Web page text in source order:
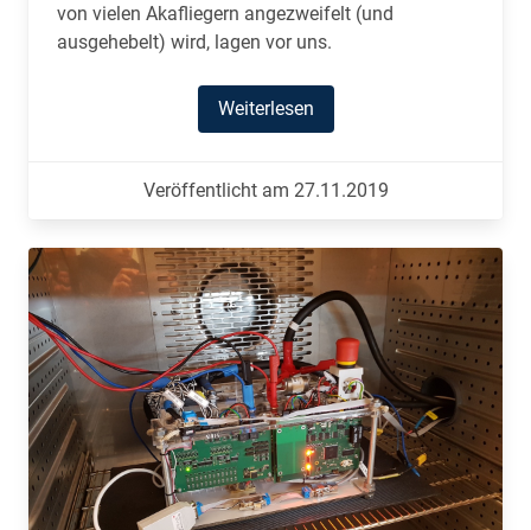
von vielen Akafliegern angezweifelt (und
ausgehebelt) wird, lagen vor uns.
Weiterlesen
Veröffentlicht am 27.11.2019